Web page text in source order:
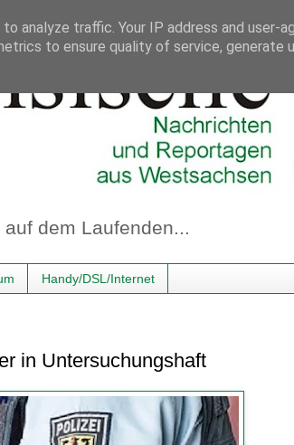
dem Laufenden...
Handy/DSL/Internet
in Untersuchungshaft
analyze traffic. Your IP address and user-
to ensure quality of service, generate